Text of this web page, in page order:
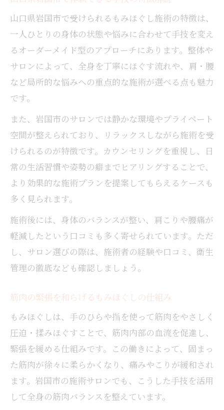
山口県岩国市で受けられるもみほぐし施術の特徴は、
一人ひとりの身体の状態や悩みに合わせて手技を変え
るオーダーメイド型のアプローチにあります。整体や
サロンによって、全身を丁寧にほぐす流れや、肩・腰
など局所的な悩みへの重点的な施術が選べる点も魅力
です。
また、岩国市のサロンでは静かな環境やプライベート
空間が整えられており、リラックスしながら施術を受
けられるのが特徴です。カウンセリングを重視し、日
常の生活習慣や姿勢の癖までヒアリングすることで、
より効果的な施術プランを提案してもらえるケースも
多く見られます。
施術後には、身体のバランスが整い、肩こりや腰痛が
軽減したという口コミも多く寄せられています。ただ
し、サロン選びの際は、施術者の経験や口コミ、衛生
管理の徹底なども確認しましょう。
筋肉の緊張を和らげるもみほぐしの仕組み
もみほぐしは、手のひらや指を使って筋肉をやさしく
圧迫・揉みほぐすことで、筋肉内部の血流を促進し、
緊張を緩める仕組みです。この働きによって、固まっ
た筋肉が徐々に柔らかくなり、痛みやこりが緩和され
ます。岩国市の施術サロンでも、こうした手技を活用
して全身の筋肉バランスを整えています。